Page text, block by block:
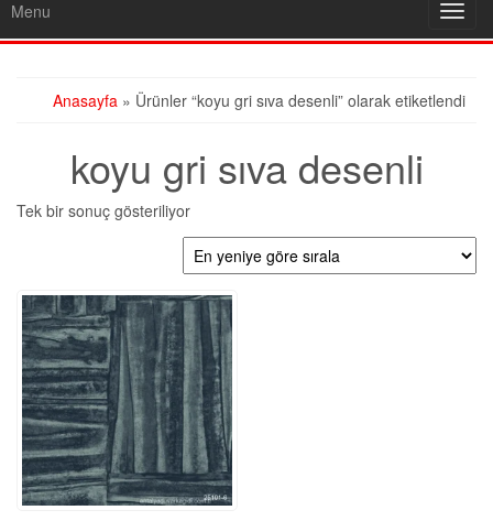
Menu
Anasayfa » Ürünler “koyu gri sıva desenli” olarak etiketlendi
koyu gri sıva desenli
Tek bir sonuç gösteriliyor